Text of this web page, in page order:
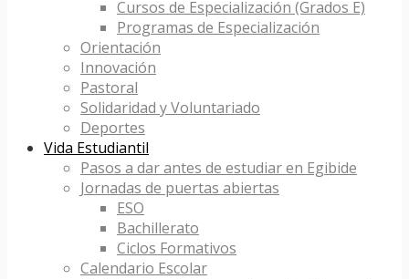
Cursos de Especialización (Grados E)
Programas de Especialización
Orientación
Innovación
Pastoral
Solidaridad y Voluntariado
Deportes
Vida Estudiantil
Pasos a dar antes de estudiar en Egibide
Jornadas de puertas abiertas
ESO
Bachillerato
Ciclos Formativos
Calendario Escolar